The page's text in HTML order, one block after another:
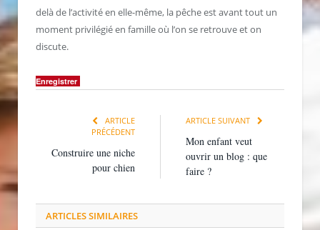
delà de l’activité en elle-même, la pêche est avant tout un
moment privilégié en famille où l’on se retrouve et on
discute.
Enregistrer
ARTICLE
PRÉCÉDENT
Construire une niche
pour chien
ARTICLE SUIVANT
Mon enfant veut
ouvrir un blog : que
faire ?
ARTICLES SIMILAIRES